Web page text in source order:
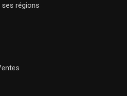
ses régions